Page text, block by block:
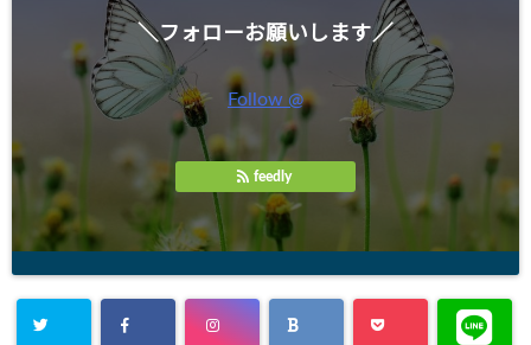
＼フォローお願いします／
Follow @
feedly